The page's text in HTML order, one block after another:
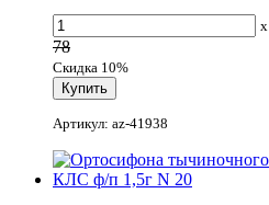
x
78
Скидка 10%
Артикул: az-41938